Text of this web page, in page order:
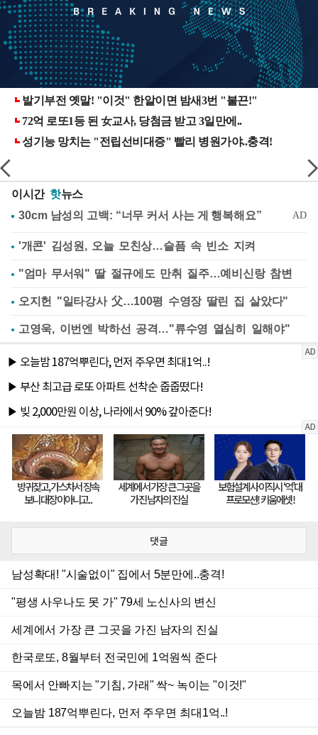
이시간 핫뉴스
'개콘' 김성원, 오늘 모친상…슬픔 속 빈소 지켜
"엄마 무서워" 딸 절규에도 만취 질주…예비신랑 참변
오지헌 "일타강사 父…100평 수영장 딸린 집 살았다"
고영욱, 이번엔 박하선 공격…"류수영 열심히 일해야"
댓글